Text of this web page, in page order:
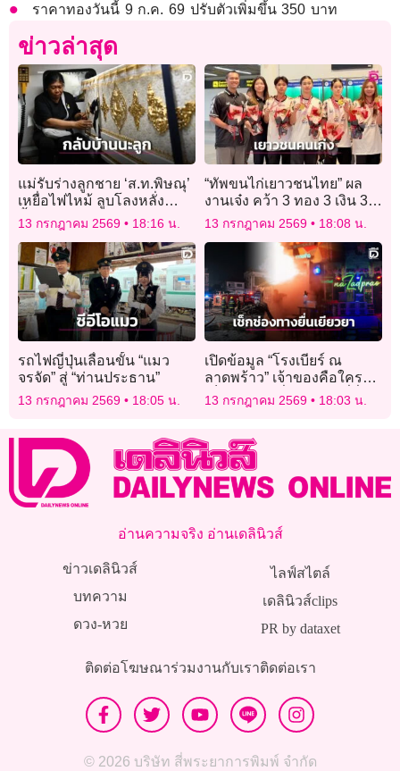
ราคาทองวันนี้ 9 ก.ค. 69 ปรับตัวเพิ่มขึ้น 350 บาท
ข่าวล่าสุด
แม่รับร่างลูกชาย ‘ส.ท.พิษณุ’
เหยื่อไฟไหม้ ลูบโลงหลั่ง
น้ำตาบอก ‘กลับบ้านนะลูก’
13 กรกฎาคม 2569 18:16 น.
“ทัพขนไก่เยาวชนไทย” ผล
งานเจ๋ง คว้า 3 ทอง 3 เงิน 3
ทองแดง ศึกใหญ่ ณ แดนอิน
13 กรกฎาคม 2569 18:08 น.
รถไฟญี่ปุ่นเลื่อนขั้น “แมว
จรจัด” สู่ “ท่านประธาน”
13 กรกฎาคม 2569 18:05 น.
เปิดข้อมูล “โรงเบียร์ ณ
ลาดพร้าว” เจ้าของคือใคร?
เช็กช่องทางยื่นเยียวยาที่นี่
13 กรกฎาคม 2569 18:03 น.
อ่านความจริง อ่านเดลินิวส์
ข่าวเดลินิวส์
บทความ
ดวง-หวย
ไลฟ์สไตล์
เดลินิวส์clips
PR by dataxet
ติดต่อโฆษณาร่วมงานกับเราติดต่อเรา
© 2026 บริษัท สี่พระยาการพิมพ์ จำกัด